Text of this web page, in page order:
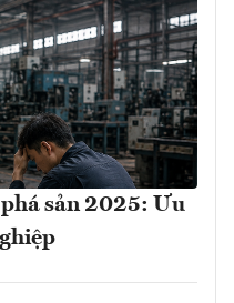
sản 2025: Ưu